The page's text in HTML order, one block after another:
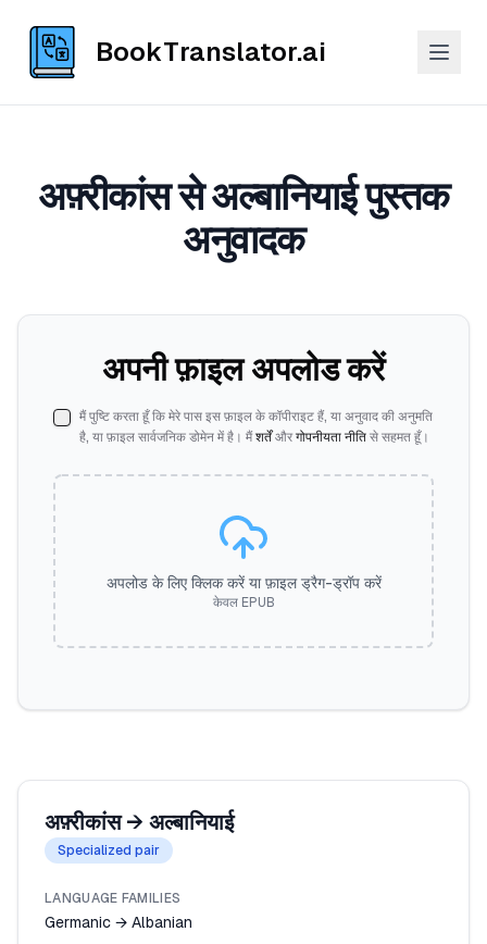
BookTranslator.ai
अफ़्रीकांस से अल्बानियाई पुस्तक
अनुवादक
अपनी फ़ाइल अपलोड करें
मैं पुष्टि करता हूँ कि मेरे पास इस फ़ाइल के कॉपीराइट हैं, या अनुवाद की अनुमति
है, या फ़ाइल सार्वजनिक डोमेन में है। मैंशर्तेंऔरगोपनीयता नीति से सहमत हूँ।
अपलोड के लिए क्लिक करें या फ़ाइल ड्रैग-ड्रॉप करें
केवल EPUB
अफ़्रीकांस→ अल्बानियाई
Specialized pair
LANGUAGE FAMILIES
Germanic → Albanian